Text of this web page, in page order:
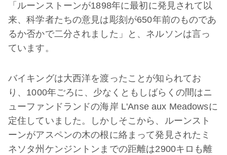
「ルーンストーンが1898年に最初に発見されて以
来、科学者たちの意見は彫刻が650年前のものであ
るか否かで二分されました」と、ネルソンは言っ
ています。
バイキングは大西洋を渡ったことが知られてお
り、1000年ごろに、少なくともしばらくの間はニ
ューファンドランドの海岸 L'Anse aux Meadowsに
定住していました。しかしそこから、ルーンスト
ーンがアスペンの木の根に絡まって発見されたミ
ネソタ州ケンジントンまでの距離は2900キロも離